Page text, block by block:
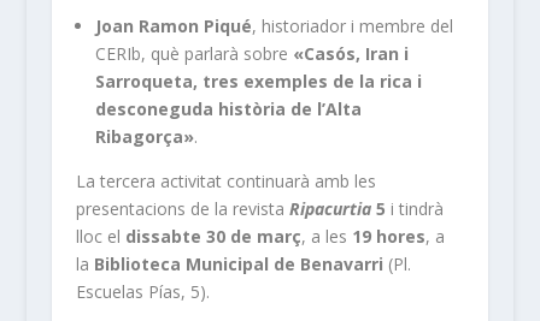
Joan Ramon Piqué, historiador i membre del
CERIb, què parlarà sobre «Casós, Iran i
Sarroqueta, tres exemples de la rica i
desconeguda història de l’Alta
Ribagorça».
La tercera activitat continuarà amb les
presentacions de la revista Ripacurtia 5 i tindrà
lloc el dissabte 30 de març, a les 19 hores, a
la Biblioteca Municipal de Benavarri (Pl.
Escuelas Pías, 5).